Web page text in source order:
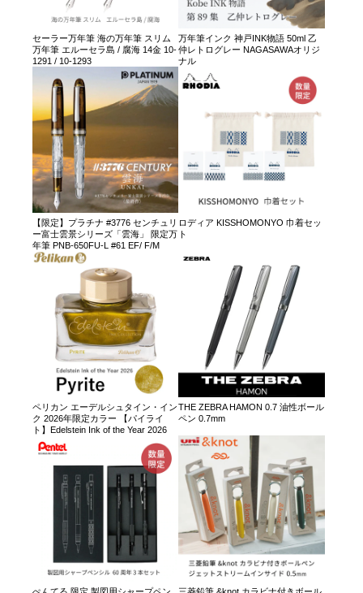
セーラー万年筆 海の万年筆 スリム
万年筆 エルーセラ島 / 腐海 14金 10-
1291 / 10-1293
万年筆インク 神戸INK物語 50ml 乙
仲レトログレー NAGASAWAオリジ
ナル
【限定】プラチナ #3776 センチュリ
ー富士雲景シリーズ「雲海」 限定万
年筆 PNB-650FU-L #61 EF/ F/M
ロディア KISSHOMONYO 巾着セッ
ト
ペリカン エーデルシュタイン・イン
ク 2026年限定カラー 【パイライ
ト】Edelstein Ink of the Year 2026
THE ZEBRA HAMON 0.7 油性ボール
ペン 0.7mm